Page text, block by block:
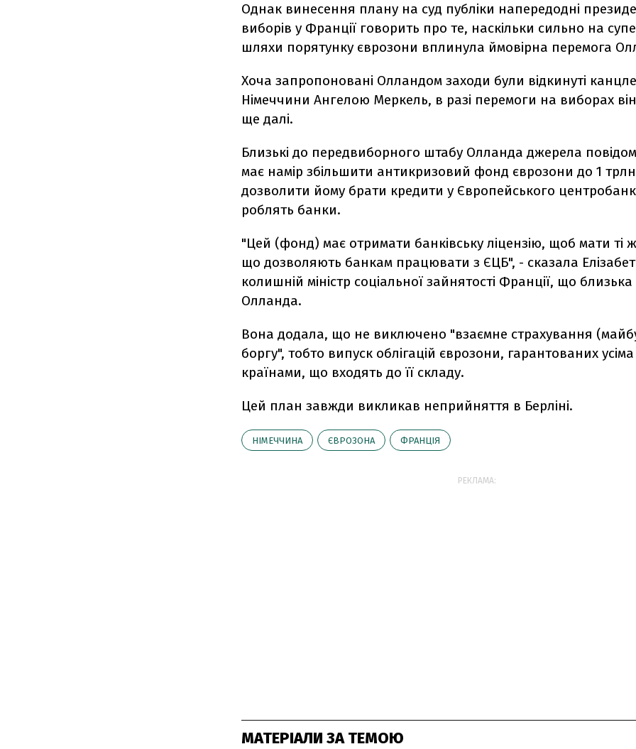
Однак винесення плану на суд публіки напередодні
виборів у Франції говорить про те, наскільки сильно на
шляхи порятунку єврозони вплинула ймовірна перемога
Хоча запропоновані Олландом заходи були відкинуті
Німеччини Ангелою Меркель, в разі перемоги на виборах
ще далі.
Близькі до передвиборного штабу Олланда джерела
має намір збільшити антикризовий фонд єврозони до 1 трлн
дозволити йому брати кредити у Європейського
роблять банки.
"Цей (фонд) має отримати банківську ліцензію, щоб мати ті ж
що дозволяють банкам працювати з ЄЦБ", - сказала Елізабет
колишній міністр соціальної зайнятості Франції, що
Олланда.
Вона додала, що не виключено "взаємне страхування
боргу", тобто випуск облігацій єврозони, гарантованих усіма
країнами, що входять до її складу.
Цей план завжди викликав неприйняття в Берліні.
НІМЕЧЧИНА ЄВРОЗОНА ФРАНЦІЯ
РЕКЛАМА:
МАТЕРІАЛИ ЗА ТЕМОЮ